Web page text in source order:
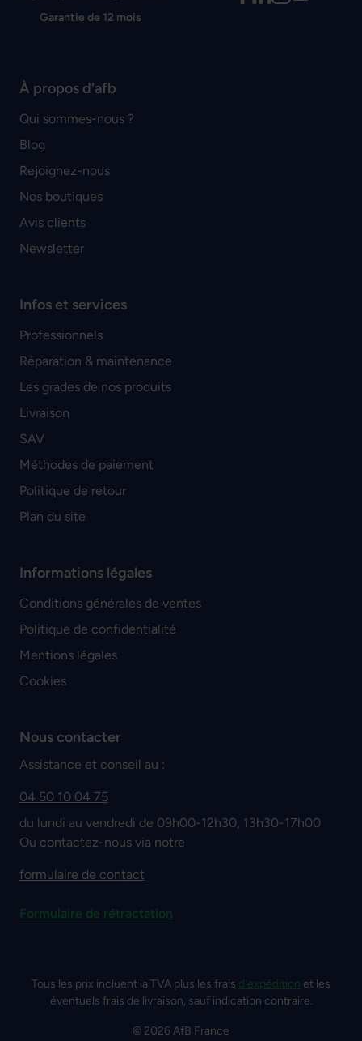
Garantie de 12 mois
À propos d'afb
Qui sommes-nous ?
Blog
Rejoignez-nous
Nos boutiques
Avis clients
Newsletter
Infos et services
Professionnels
Réparation & maintenance
Les grades de nos produits
Livraison
SAV
Méthodes de paiement
Politique de retour
Plan du site
Informations légales
Conditions générales de ventes
Politique de confidentialité
Mentions légales
Cookies
Nous contacter
Assistance et conseil au :
04 50 10 04 75
du lundi au vendredi de 09h00-12h30, 13h30-17h00
Ou contactez-nous via notre
formulaire de contact
Formulaire de rétractation
Tous les prix incluent la TVA plus les frais d'expédition et les
éventuels frais de livraison, sauf indication contraire.
© 2026 AfB France